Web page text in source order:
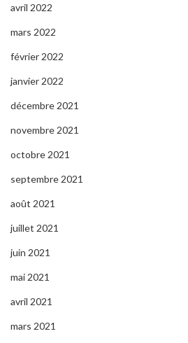
avril 2022
mars 2022
février 2022
janvier 2022
décembre 2021
novembre 2021
octobre 2021
septembre 2021
août 2021
juillet 2021
juin 2021
mai 2021
avril 2021
mars 2021